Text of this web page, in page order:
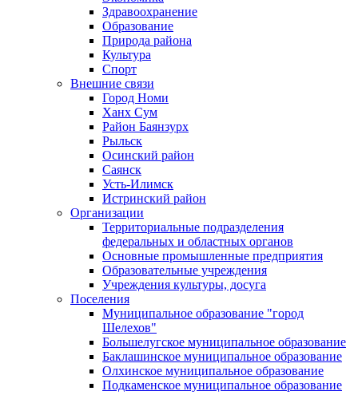
Здравоохранение
Образование
Природа района
Культура
Спорт
Внешние связи
Город Номи
Ханх Сум
Район Баянзурх
Рыльск
Осинский район
Саянск
Усть-Илимск
Истринский район
Организации
Территориальные подразделения
федеральных и областных органов
Основные промышленные предприятия
Образовательные учреждения
Учреждения культуры, досуга
Поселения
Муниципальное образование "город
Шелехов"
Большелугское муниципальное образование
Баклашинское муниципальное образование
Олхинское муниципальное образование
Подкаменское муниципальное образование